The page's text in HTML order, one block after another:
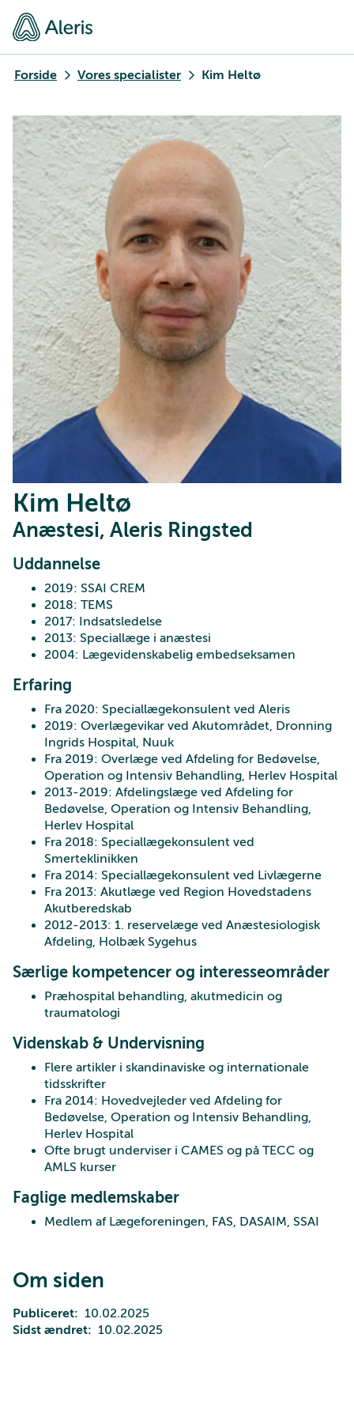
Forside Vores specialister Kim Heltø
Kim Heltø
Anæstesi, Aleris Ringsted
Uddannelse
2019: SSAI CREM
2018: TEMS
2017: Indsatsledelse
2013: Speciallæge i anæstesi
2004: Lægevidenskabelig embedseksamen
Erfaring
Fra 2020: Speciallægekonsulent ved Aleris
2019: Overlægevikar ved Akutområdet, Dronning
Ingrids Hospital, Nuuk
Fra 2019: Overlæge ved Afdeling for Bedøvelse,
Operation og Intensiv Behandling, Herlev Hospital
2013-2019: Afdelingslæge ved Afdeling for
Bedøvelse, Operation og Intensiv Behandling,
Herlev Hospital
Fra 2018: Speciallægekonsulent ved
Smerteklinikken
Fra 2014: Speciallægekonsulent ved Livlægerne
Fra 2013: Akutlæge ved Region Hovedstadens
Akutberedskab
2012-2013: 1. reservelæge ved Anæstesiologisk
Afdeling, Holbæk Sygehus
Særlige kompetencer og interesseområder
Præhospital behandling, akutmedicin og
traumatologi
Videnskab & Undervisning
Flere artikler i skandinaviske og internationale
tidsskrifter
Fra 2014: Hovedvejleder ved Afdeling for
Bedøvelse, Operation og Intensiv Behandling,
Herlev Hospital
Ofte brugt underviser i CAMES og på TECC og
AMLS kurser
Faglige medlemskaber
Medlem af Lægeforeningen, FAS, DASAIM, SSAI
Om siden
Publiceret
10.02.2025
Sidst ændret
10.02.2025